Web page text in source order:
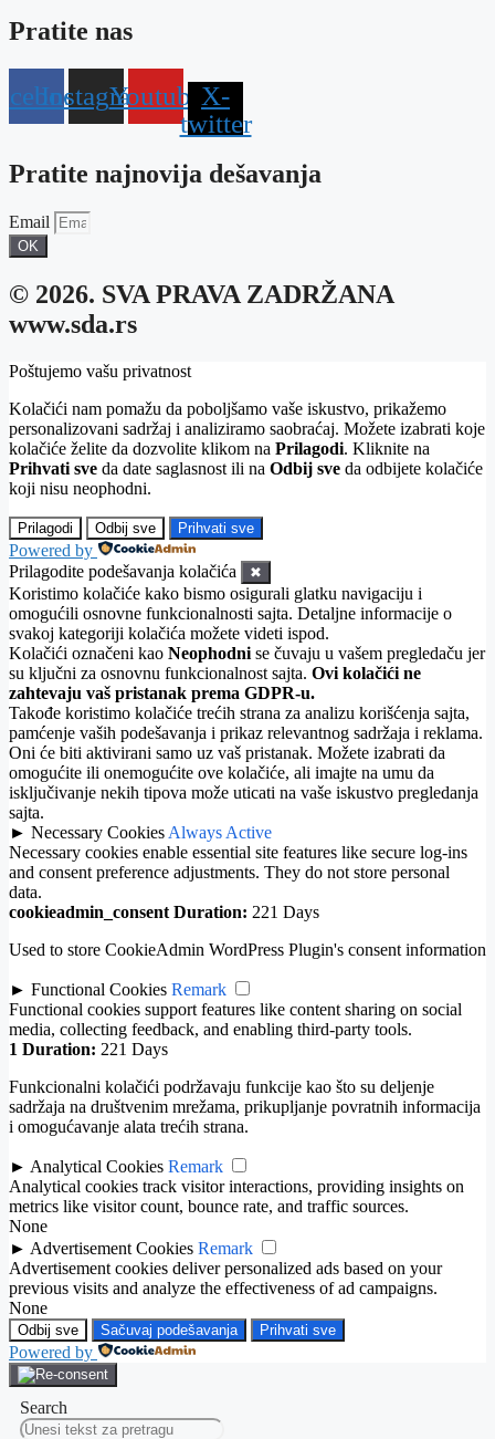
Pratite nas
InstagramYoutubeX-
twitter
Pratite najnovija dešavanja
Email
OK
© 2026. SVA PRAVA ZADRŽANA
www.sda.rs
Poštujemo vašu privatnost
Kolačići nam pomažu da poboljšamo vaše iskustvo, prikažemo
personalizovani sadržaj i analiziramo saobraćaj. Možete izabrati koje
kolačiće želite da dozvolite klikom na Prilagodi. Kliknite na
Prihvati sve da date saglasnost ili na Odbij sve da odbijete kolačiće
koji nisu neophodni.
Prilagodi Odbij sve Prihvati sve
Powered by
Prilagodite podešavanja kolačića
✖
Koristimo kolačiće kako bismo osigurali glatku navigaciju i
omogućili osnovne funkcionalnosti sajta. Detaljne informacije o
svakoj kategoriji kolačića možete videti ispod.
Kolačići označeni kao Neophodni se čuvaju u vašem pregledaču jer
su ključni za osnovnu funkcionalnost sajta. Ovi kolačići ne
zahtevaju vaš pristanak prema GDPR-u.
Takođe koristimo kolačiće trećih strana za analizu korišćenja sajta,
pamćenje vaših podešavanja i prikaz relevantnog sadržaja i reklama.
Oni će biti aktivirani samo uz vaš pristanak. Možete izabrati da
omogućite ili onemogućite ove kolačiće, ali imajte na umu da
isključivanje nekih tipova može uticati na vaše iskustvo pregledanja
sajta.
► Necessary Cookies Always Active
Necessary cookies enable essential site features like secure log-ins
and consent preference adjustments. They do not store personal
data.
cookieadmin_consent Duration: 221 Days
Used to store CookieAdmin WordPress Plugin's consent information
► Functional Cookies Remark
Functional cookies support features like content sharing on social
media, collecting feedback, and enabling third-party tools.
1 Duration: 221 Days
Funkcionalni kolačići podržavaju funkcije kao što su deljenje
sadržaja na društvenim mrežama, prikupljanje povratnih informacija
i omogućavanje alata trećih strana.
► Analytical Cookies Remark
Analytical cookies track visitor interactions, providing insights on
metrics like visitor count, bounce rate, and traffic sources.
None
► Advertisement Cookies Remark
Advertisement cookies deliver personalized ads based on your
previous visits and analyze the effectiveness of ad campaigns.
None
Odbij sve Sačuvaj podešavanja Prihvati sve
Powered by
Search